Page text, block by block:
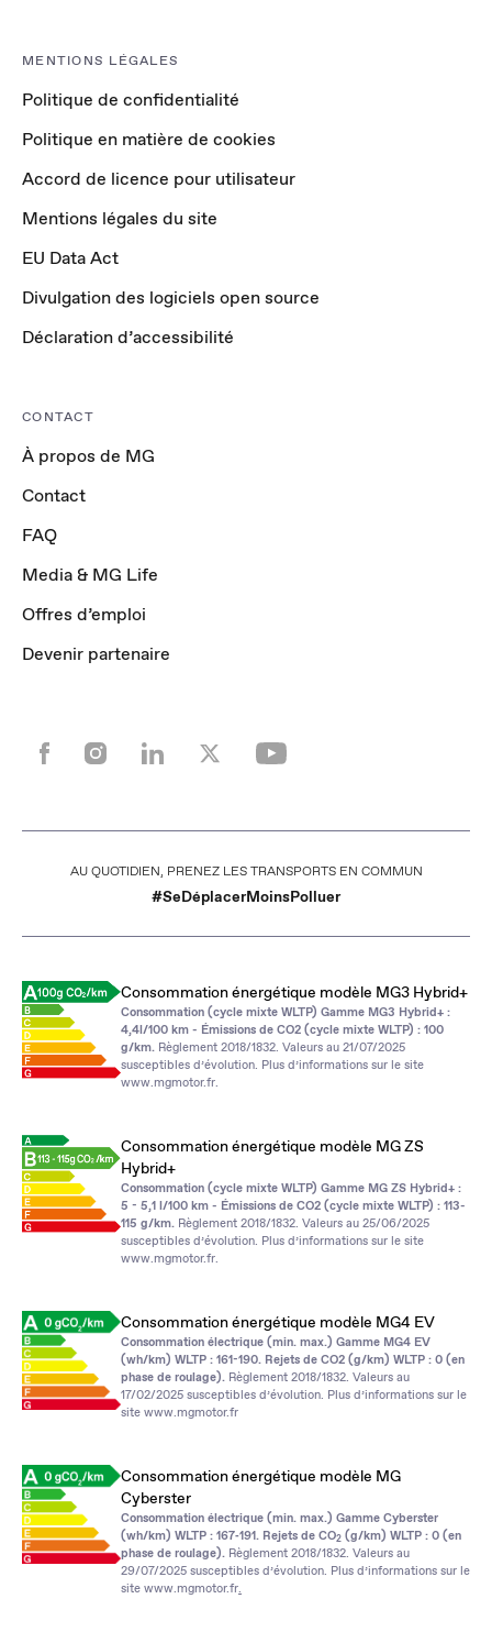
MENTIONS LÉGALES
Politique de confidentialité
Politique en matière de cookies
Accord de licence pour utilisateur
Mentions légales du site
EU Data Act
Divulgation des logiciels open source
Déclaration d’accessibilité
CONTACT
À propos de MG
Contact
FAQ
Media & MG Life
Offres d’emploi
Devenir partenaire
AU QUOTIDIEN, PRENEZ LES TRANSPORTS EN COMMUN
#SeDéplacerMoinsPolluer
Consommation énergétique modèle MG3 Hybrid+
Consommation (cycle mixte WLTP) Gamme MG3 Hybrid+ :
4,4l/100 km - Émissions de CO2 (cycle mixte WLTP) : 100
g/km. Règlement 2018/1832. Valeurs au 21/07/2025
susceptibles d’évolution. Plus d’informations sur le site
www.mgmotor.fr.
Consommation énergétique modèle MG ZS
Hybrid+
Consommation (cycle mixte WLTP) Gamme MG ZS Hybrid+ :
5 - 5,1 l/100 km - Émissions de CO2 (cycle mixte WLTP) : 113-
115 g/km. Règlement 2018/1832. Valeurs au 25/06/2025
susceptibles d’évolution. Plus d’informations sur le site
www.mgmotor.fr.
Consommation énergétique modèle MG4 EV
Consommation électrique (min. max.) Gamme MG4 EV
(wh/km) WLTP : 161-190. Rejets de CO2 (g/km) WLTP : 0 (en
phase de roulage). Règlement 2018/1832. Valeurs au
17/02/2025 susceptibles d’évolution. Plus d’informations sur le
site www.mgmotor.fr
Consommation énergétique modèle MG
Cyberster
Consommation électrique (min. max.) Gamme Cyberster
(wh/km) WLTP : 167‑191. Rejets de CO2 (g/km) WLTP : 0 (en
phase de roulage). Règlement 2018/1832. Valeurs au
29/07/2025 susceptibles d’évolution. Plus d’informations sur le
site www.mgmotor.fr.